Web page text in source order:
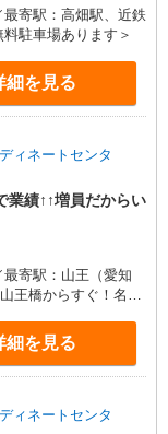
寄駅：高畑駅、近鉄
駐車場あります＞
細を見る
ィネートセンタ
績↑↑増員だからい
寄駅：山王（愛知
王橋からすぐ！名古
細を見る
ィネートセンタ